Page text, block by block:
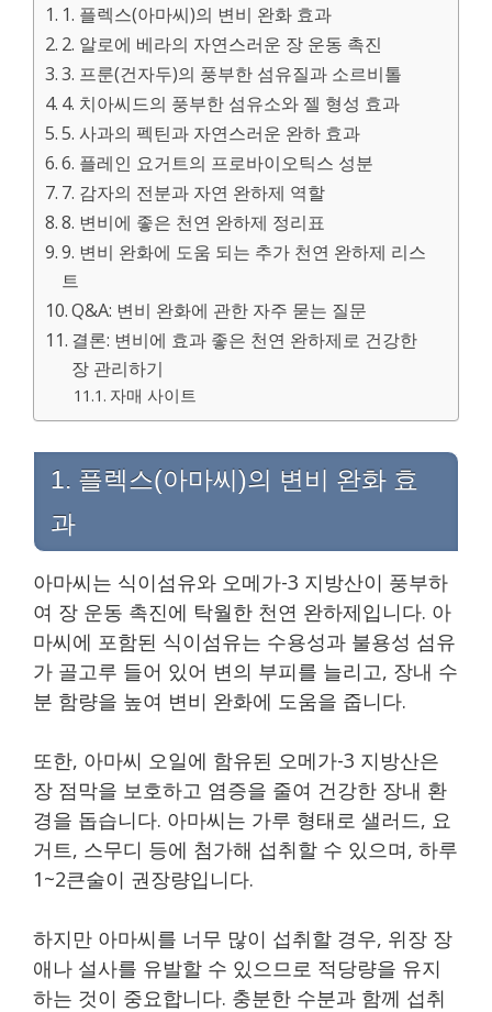
1. 플렉스(아마씨)의 변비 완화 효과
2. 알로에 베라의 자연스러운 장 운동 촉진
3. 프룬(건자두)의 풍부한 섬유질과 소르비톨
4. 치아씨드의 풍부한 섬유소와 젤 형성 효과
5. 사과의 펙틴과 자연스러운 완하 효과
6. 플레인 요거트의 프로바이오틱스 성분
7. 감자의 전분과 자연 완하제 역할
8. 변비에 좋은 천연 완하제 정리표
9. 변비 완화에 도움 되는 추가 천연 완하제 리스
트
Q&A: 변비 완화에 관한 자주 묻는 질문
결론: 변비에 효과 좋은 천연 완하제로 건강한
장 관리하기
자매 사이트
1. 플렉스(아마씨)의 변비 완화 효
과
아마씨는 식이섬유와 오메가-3 지방산이 풍부하
여 장 운동 촉진에 탁월한 천연 완하제입니다. 아
마씨에 포함된 식이섬유는 수용성과 불용성 섬유
가 골고루 들어 있어 변의 부피를 늘리고, 장내 수
분 함량을 높여 변비 완화에 도움을 줍니다.
또한, 아마씨 오일에 함유된 오메가-3 지방산은
장 점막을 보호하고 염증을 줄여 건강한 장내 환
경을 돕습니다. 아마씨는 가루 형태로 샐러드, 요
거트, 스무디 등에 첨가해 섭취할 수 있으며, 하루
1~2큰술이 권장량입니다.
하지만 아마씨를 너무 많이 섭취할 경우, 위장 장
애나 설사를 유발할 수 있으므로 적당량을 유지
하는 것이 중요합니다. 충분한 수분과 함께 섭취